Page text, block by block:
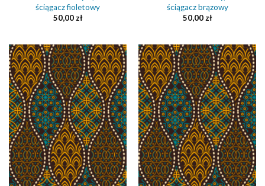
ściągacz fioletowy
50,00 zł
ściągacz brązowy
50,00 zł